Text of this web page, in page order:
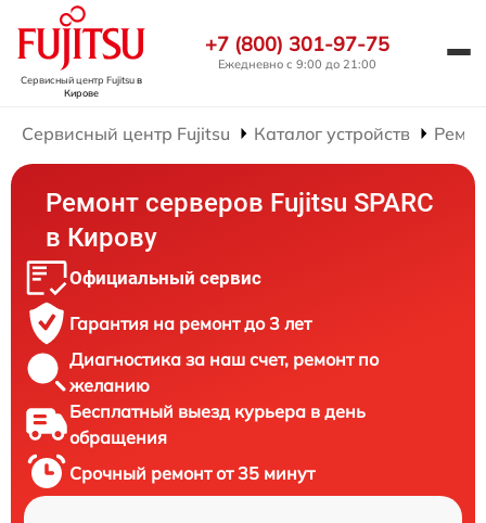
Сервисный центр Fujitsuв
Кирове
+7 (800) 301-97-75
Ежедневно с 9:00 до 21:00
Сервисный центр Fujitsu Каталог устройств
Ремонт серверов Fujitsu SPARC
в Кирову
Официальный сервис
Гарантия на ремонт до 3 лет
Диагностика за наш счет, ремонт по
желанию
Бесплатный выезд курьера в день
обращения
Срочный ремонт от 35 минут